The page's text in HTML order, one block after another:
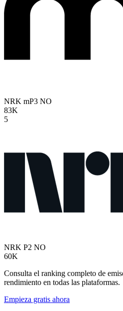
NRK mP3 NO
83K
5
NRK P2 NO
60K
Consulta el ranking completo de
rendimiento en todas las plataformas.
Empieza gratis ahora